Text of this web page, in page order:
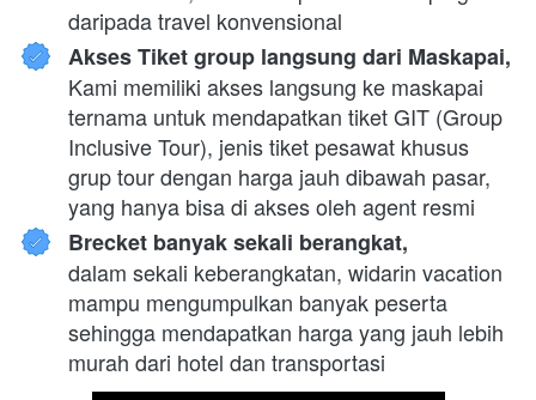
daripada travel konvensional
Akses Tiket group langsung dari Maskapai,
Kami memiliki akses langsung ke maskapai
ternama untuk mendapatkan tiket GIT (Group
Inclusive Tour), jenis tiket pesawat khusus
grup tour dengan harga jauh dibawah pasar,
yang hanya bisa di akses oleh agent resmi
Brecket banyak sekali berangkat,
dalam sekali keberangkatan, widarin vacation
mampu mengumpulkan banyak peserta
sehingga mendapatkan harga yang jauh lebih
murah dari hotel dan transportasi